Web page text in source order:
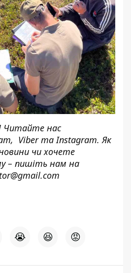
Читайте нас
ViberтаInstagram. Як
чи хочете
– пишіть нам на
😭 😆 😡